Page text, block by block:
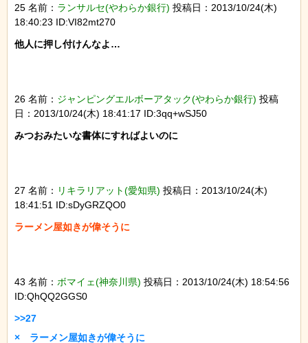
25 名前： ランサルセ(やわらか銀行) 投稿日：2013/10/24(木)
18:40:23 ID:VI82mt270
他人に押し付けんなよ…
26 名前： ジャンピングエルボーアタック(やわらか銀行) 投稿
日：2013/10/24(木) 18:41:17 ID:3qq+wSJ50
みつおみたいな書体にすればよいのに
27 名前： リキラリアット(愛知県) 投稿日：2013/10/24(木)
18:41:51 ID:sDyGRZQO0
43 名前： ボマイェ(神奈川県) 投稿日：2013/10/24(木) 18:54:56
ID:QhQQ2GGS0
>>27
×　ラーメン屋如きが偉そうに